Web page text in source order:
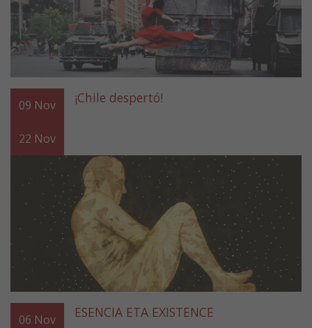
09 Nov
22 Nov
¡Chile despertó!
06 Nov ESENCIA ETA EXISTENCE